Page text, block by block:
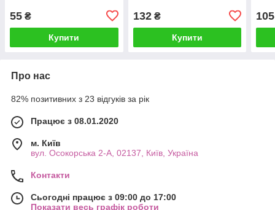
55 ₴
Купити
132₴
Купити
105
Про нас
82% позитивних з 23 відгуків за рік
Працює з 08.01.2020
м. Київ
вул. Осокорська 2-А, 02137, Київ, Україна
Контакти
Сьогодні працює з 09:00 до 17:00
Показати весь графік роботи